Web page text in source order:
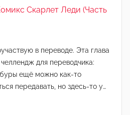
Скарлет Леди (Часть
в переводе. Эта глава
для переводчика:
ещё можно как-то
передавать, но здесь-то у…